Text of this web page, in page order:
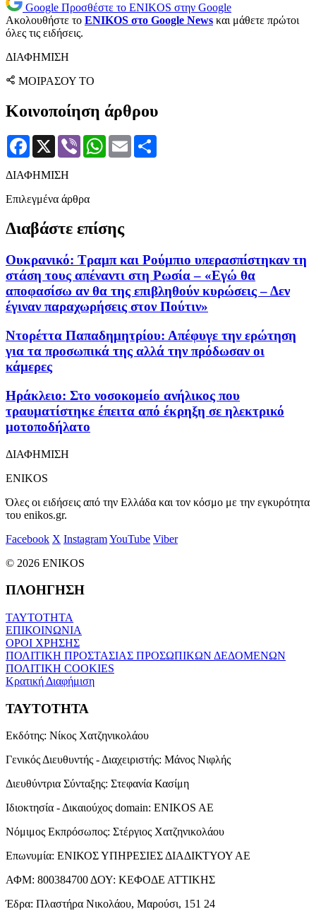
Google Προσθέστε το ENIKOS στην Google
Ακολουθήστε το ENIKOS στο Google News και μάθετε πρώτοι
όλες τις ειδήσεις.
ΔΙΑΦΗΜΙΣΗ
ΜΟΙΡΑΣΟΥ ΤΟ
Κοινοποίηση άρθρου
Facebook
X Viber WhatsApp
Email
ΔΙΑΦΗΜΙΣΗ
Επιλεγμένα άρθρα
Διαβάστε επίσης
Ουκρανικό: Τραμπ και Ρούμπιο υπερασπίστηκαν τη
στάση τους απέναντι στη Ρωσία – «Εγώ θα
αποφασίσω αν θα της επιβληθούν κυρώσεις – Δεν
έγιναν παραχωρήσεις στον Πούτιν»
Ντορέττα Παπαδημητρίου: Απέφυγε την ερώτηση
για τα προσωπικά της αλλά την πρόδωσαν οι
κάμερες
Ηράκλειο: Στο νοσοκομείο ανήλικος που
τραυματίστηκε έπειτα από έκρηξη σε ηλεκτρικό
μοτοποδήλατο
ΔΙΑΦΗΜΙΣΗ
ENIKOS
Όλες οι ειδήσεις από την Ελλάδα και τον κόσμο με την εγκυρότητα
του enikos.gr.
Facebook X InstagramYouTube Viber
© 2026 ENIKOS
ΠΛΟΗΓΗΣΗ
ΤΑΥΤΟΤΗΤΑ
ΕΠΙΚΟΙΝΩΝΙΑ
ΟΡΟΙ ΧΡΗΣΗΣ
ΠΟΛΙΤΙΚΗ ΠΡΟΣΤΑΣΙΑΣ ΠΡΟΣΩΠΙΚΩΝ ΔΕΔΟΜΕΝΩΝ
ΠΟΛΙΤΙΚΗ COOKIES
Κρατική Διαφήμιση
ΤΑΥΤΟΤΗΤΑ
Εκδότης: Νίκος Χατζηνικολάου
Γενικός Διευθυντής - Διαχειριστής: Μάνος Νιφλής
Διευθύντρια Σύνταξης: Στεφανία Κασίμη
Ιδιοκτησία - Δικαιούχος domain: ENIKOS AE
Νόμιμος Εκπρόσωπος: Στέργιος Χατζηνικολάου
Επωνυμία: ΕΝΙΚΟΣ ΥΠΗΡΕΣΙΕΣ ΔΙΑΔΙΚΤΥΟΥ ΑΕ
ΑΦΜ: 800384700ΔΟΥ: ΚΕΦΟΔΕ ΑΤΤΙΚΗΣ
Έδρα: Πλαστήρα Νικολάου, Μαρούσι, 151 24